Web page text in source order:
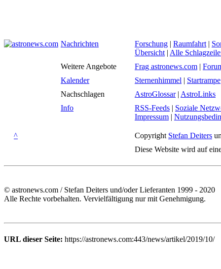
Nachrichten Forschung | Raumfahrt |
Übersicht | Alle
Weitere Angebote
Frag astronews.com |
Kalender
Sternenhimmel | Startrampe
Nachschlagen
AstroGlossar| AstroLinks
Info
RSS-Feeds | Soziale
Impressum |
^ Copyright Stefan Deiters
Diese Website wird auf
© astronews.com / Stefan Deiters und/oder Lieferanten 1999 - 2020
Alle Rechte vorbehalten. Vervielfältigung nur mit Genehmigung.
URL dieser Seite: https://astronews.com:443/news/artikel/2019/10/